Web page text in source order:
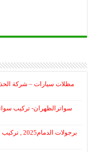
مظلات سيارات – شركة
سواترالظهران- تركيب
برجولات